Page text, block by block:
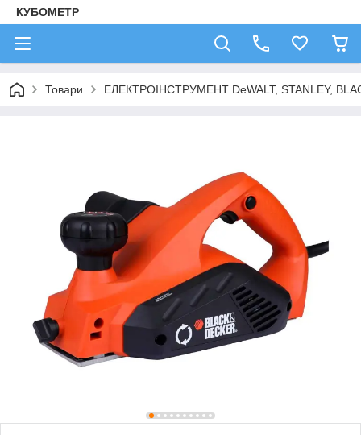
КУБОМЕТР
Товари ЕЛЕКТРОІНСТРУМЕНТ DeWALT, STANLEY,